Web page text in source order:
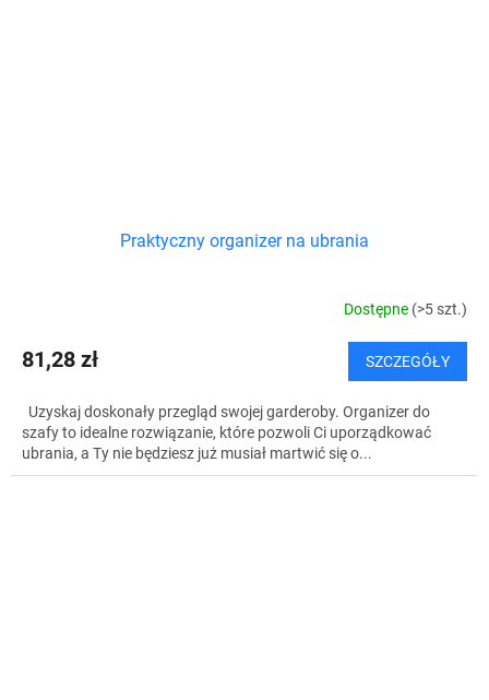
Praktyczny organizer na ubrania
Dostępne (>5 szt.)
81,28 zł SZCZEGÓŁY
Uzyskaj doskonały przegląd swojej garderoby. Organizer do
szafy to idealne rozwiązanie, które pozwoli Ci uporządkować
ubrania, a Ty nie będziesz już musiał martwić się o...